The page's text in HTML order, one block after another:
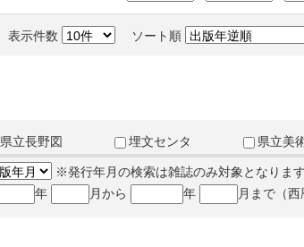
表示件数 ソート順
県立長野図 埋文センタ
県立美
※発行年月の検索は雑誌のみ対象となります
年
月から 年 月まで（西